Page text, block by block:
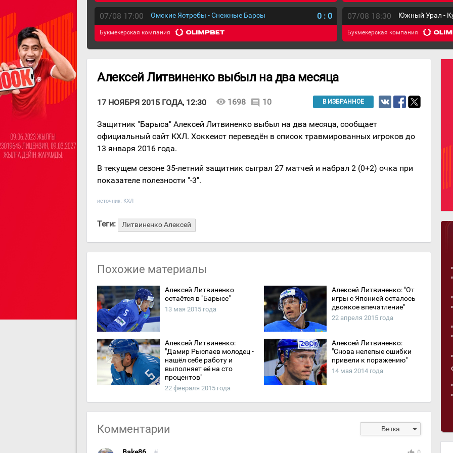
07/08 17:00 Омские Ястребы - Снежные Барсы 0 : 0
Букмекерская компания
07/08 18:30 Южный Урал -
Букмекерская компания
Алексей Литвиненко выбыл на два месяца
17 НОЯБРЯ 2015 ГОДА, 12:30 visibility 1698 comment 10 В ИЗБРАННОЕ
Защитник "Барыса" Алексей Литвиненко выбыл на два месяца, сообщает
официальный сайт КХЛ. Хоккеист переведён в список травмированных игроков до
13 января 2016 года.
В текущем сезоне 35-летний защитник сыграл 27 матчей и набрал 2 (0+2) очка при
показателе полезности "-3".
источник: КХЛ
Теги: Литвиненко Алексей
Похожие материалы
Алексей Литвиненко
остаётся в "Барысе"
13 мая 2015 года
Алексей Литвиненко: "От
игры с Японией осталось
двоякое впечатление"
22 апреля 2015 года
Алексей Литвиненко:
"Дамир Рыспаев молодец -
нашёл себе работу и
выполняет её на сто
процентов"
22 февраля 2015 года
Алексей Литвиненко:
"Снова нелепые ошибки
привели к поражению"
14 мая 2014 года
Комментарии Ветка arrow_drop_down